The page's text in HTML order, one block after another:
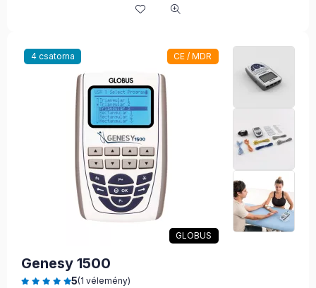
4 csatorna CE / MDR
GLOBUS
Genesy 1500
5(1 vélemény)